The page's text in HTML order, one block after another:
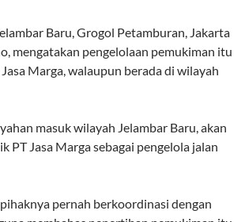
Baru, Grogol Petamburan, Jakarta
mengatakan pengelolaan pemukiman itu
Marga, walaupun berada di wilayah
masuk wilayah Jelambar Baru, akan
PT Jasa Marga sebagai pengelola jalan
pernah berkoordinasi dengan